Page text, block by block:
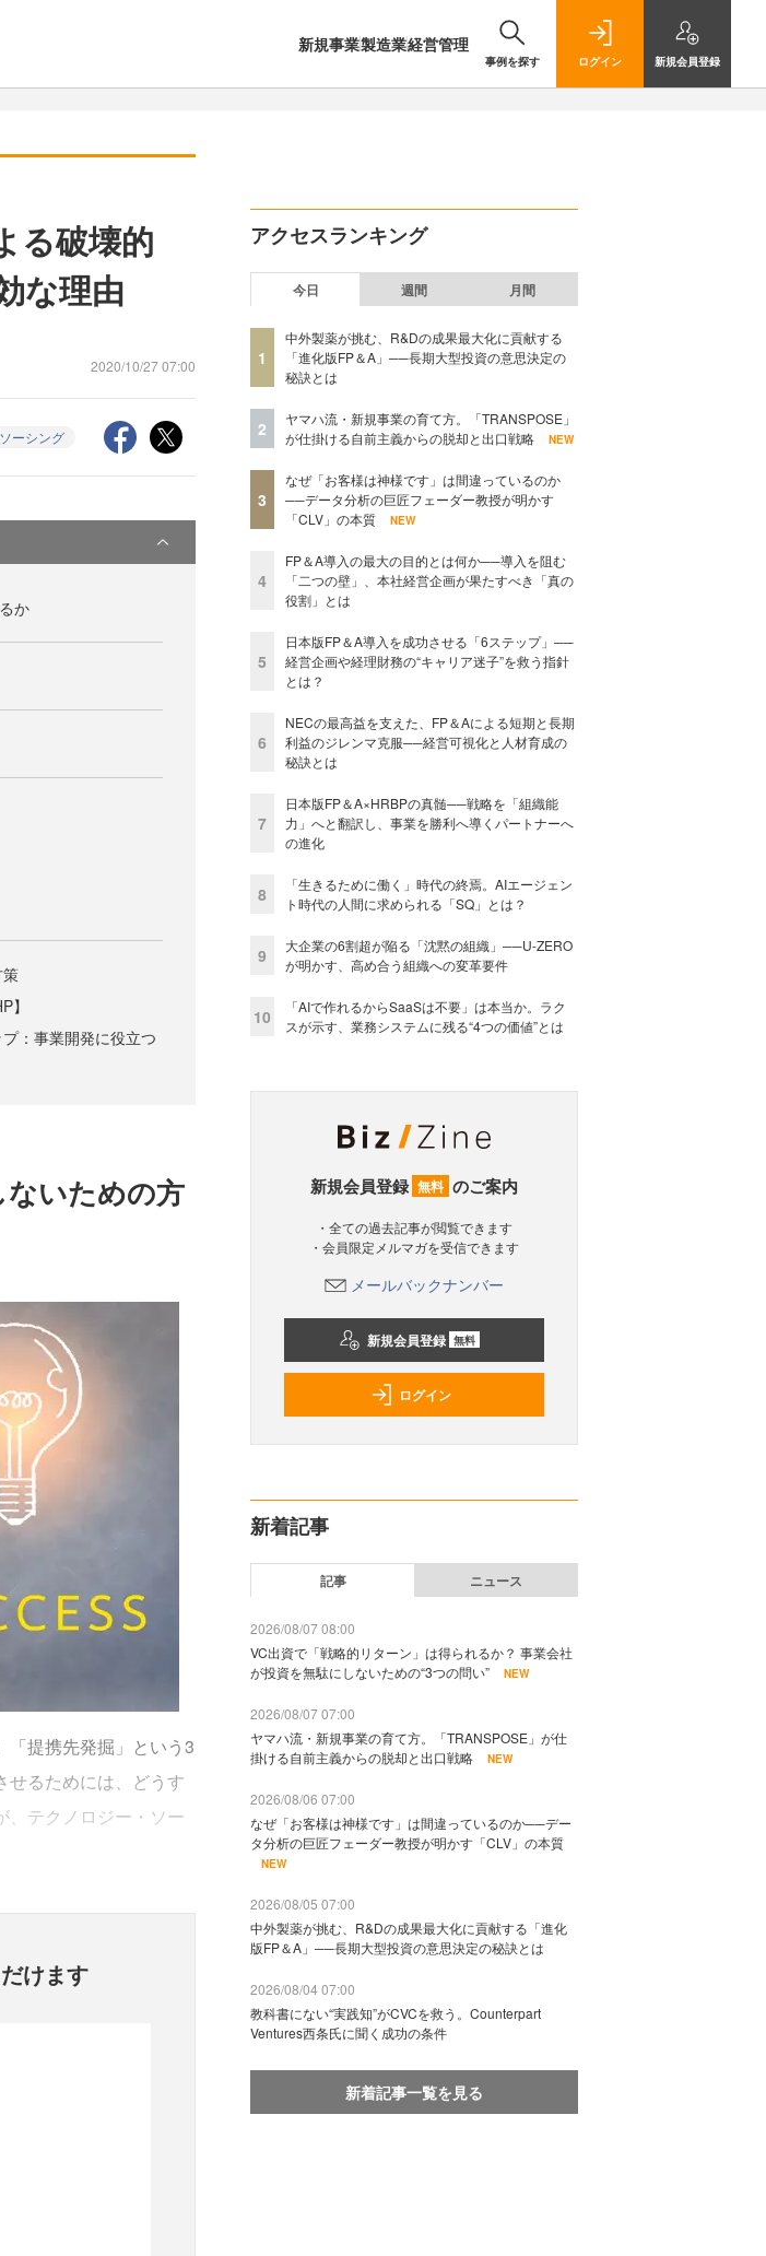
新規事業製造業経営管理
事例を探す ログイン 新規会員登録
る破壊的
な理由
2020/10/27 07:00
ーシング
か
】
：事業開発に役立つ
ないための方
提携先発掘」という3
せるためには、どうす
、テクノロジー・ソー
けます
アクセスランキング
今日 週間 月間
1
中外製薬が挑む、R&Dの成果最大化に貢献する
「進化版FP＆A」──長期大型投資の意思決定の
秘訣とは
2
ヤマハ流・新規事業の育て方。「TRANSPOSE」
が仕掛ける自前主義からの脱却と出口戦略
NEW
3
なぜ「お客様は神様です」は間違っているのか
──データ分析の巨匠フェーダー教授が明かす
「CLV」の本質
NEW
4
FP＆A導入の最大の目的とは何か──導入を阻む
「二つの壁」、本社経営企画が果たすべき「真の
役割」とは
5
日本版FP＆A導入を成功させる「6ステップ」──
経営企画や経理財務の“キャリア迷子”を救う指針
とは？
6
NECの最高益を支えた、FP＆Aによる短期と長期
利益のジレンマ克服──経営可視化と人材育成の
秘訣とは
7
日本版FP＆A×HRBPの真髄──戦略を「組織能
力」へと翻訳し、事業を勝利へ導くパートナーへ
の進化
8
「生きるために働く」時代の終焉。AIエージェン
ト時代の人間に求められる「SQ」とは？
9
大企業の6割超が陥る「沈黙の組織」──U-ZERO
が明かす、高め合う組織への変革要件
10
「AIで作れるからSaaSは不要」は本当か。ラク
スが示す、業務システムに残る“4つの価値”とは
新規会員登録 無料 のご案内
・全ての過去記事が閲覧できます
・会員限定メルマガを受信できます
メールバックナンバー
新規会員登録 無料
ログイン
新着記事
記事 ニュース
2026/08/07 08:00
VC出資で「戦略的リターン」は得られるか？ 事業会社
が投資を無駄にしないための“3つの問い”
NEW
2026/08/07 07:00
ヤマハ流・新規事業の育て方。「TRANSPOSE」が仕
掛ける自前主義からの脱却と出口戦略
NEW
2026/08/06 07:00
なぜ「お客様は神様です」は間違っているのか──デー
タ分析の巨匠フェーダー教授が明かす「CLV」の本質
NEW
2026/08/05 07:00
中外製薬が挑む、R&Dの成果最大化に貢献する「進化
版FP＆A」──長期大型投資の意思決定の秘訣とは
2026/08/04 07:00
教科書にない“実践知”がCVCを救う。Counterpart
Ventures西条氏に聞く成功の条件
新着記事一覧を見る